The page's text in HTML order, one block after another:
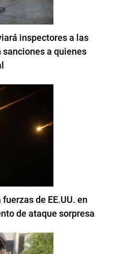
inspectores a las
a quienes
de EE.UU. en
de ataque sorpresa